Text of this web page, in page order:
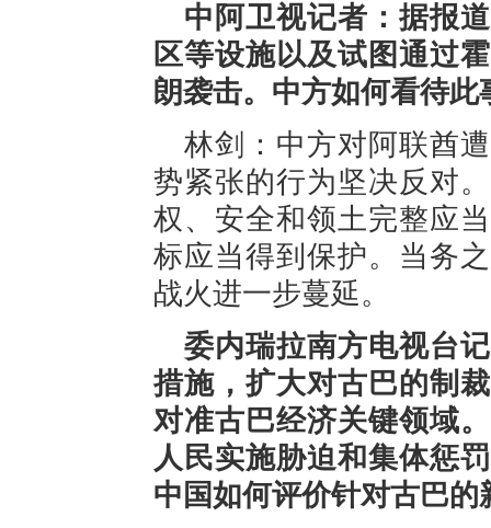
中阿卫视记者：据报
区等设施以及试图通过
朗袭击。中方如何看待此
林剑：中方对阿联酋
势紧张的行为坚决反对
权、安全和领土完整应
标应当得到保护。当务
战火进一步蔓延。
委内瑞拉南方电视台
措施，扩大对古巴的制
对准古巴经济关键领域
人民实施胁迫和集体惩
中国如何评价针对古巴的